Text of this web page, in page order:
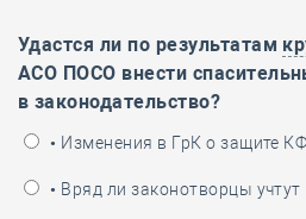
Удастся ли по результатам
АСО ПОСО внести
в законодательство?
• Изменения в ГрК о защите
• Вряд ли законотворцы